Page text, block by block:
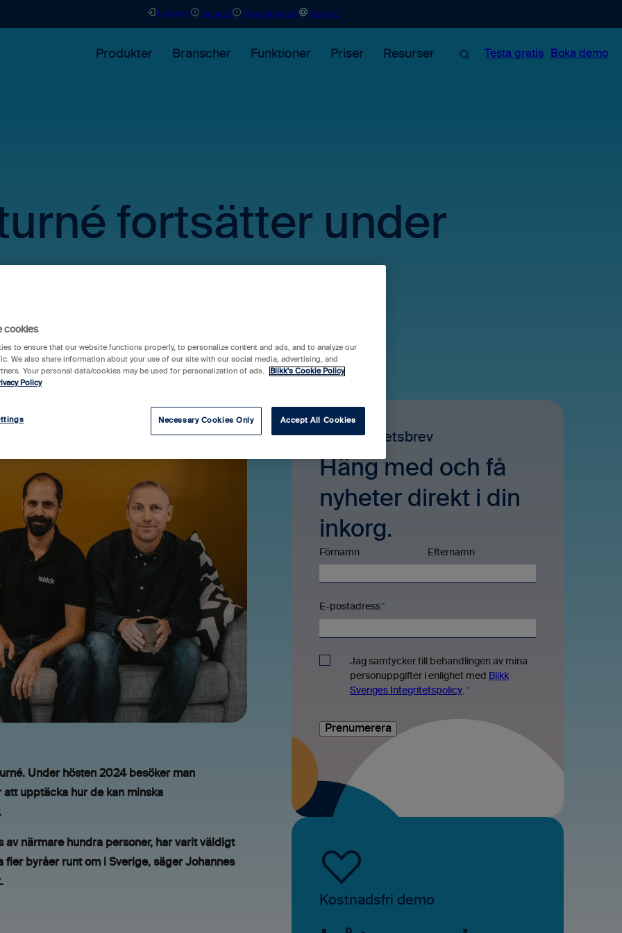
Logga in Support Uppdateringar Kontakt
Produkter Branscher Funktioner Priser Resurser SökTesta gratis Boka demo
fortsätter under
Under hösten 2024 besöker man
upptäcka hur de kan minska
närmare hundra personer, har varit väldigt
byråer runt om i Sverige, säger Johannes
Blikks nyhetsbrev
Häng med och få
nyheter direkt i din
inkorg.
Förnamn Efternamn
E-postadress*
Jag samtycker till behandlingen av mina
personuppgifter i enlighet med Blikk
Sveriges Integritetspolicy. *
Kostnadsfri demo
cookies
to ensure that our website functions properly, to personalize content and ads, and to analyze our
We also share information about your use of our site with our social media, advertising, and
Your personal data/cookies may be used for personalization of ads.
Blikk's Cookie Policy
Policy
Necessary Cookies Only Accept All Cookies